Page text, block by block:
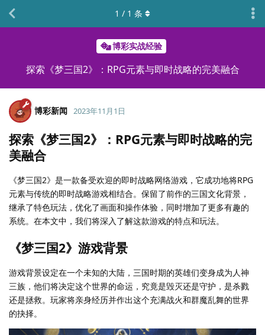
博彩实战经验
探索《梦三国2》：RPG元素与即时战略的完美融合
1 / 1 条
博彩新闻 2023年11月1日
探索《梦三国2》：RPG元素与即时战略的完
美融合
《梦三国2》是一款备受欢迎的即时战略网络游戏，它成功地将RPG
元素与传统的即时战略游戏相结合。保留了前作的三国文化背景，
继承了特色玩法，优化了画面和操作体验，同时增加了更多有趣的
系统。在本文中，我们将深入了解这款游戏的特点和玩法。
《梦三国2》游戏背景
游戏背景设定在一个未知的大陆，三国时期的英雄们变身成为人神
三族，他们将决定这个世界的命运，究竟是毁灭还是守护，是杀戮
还是拯救。玩家将亲身经历并作出这个充满战火和群魔乱舞的世界
的抉择。